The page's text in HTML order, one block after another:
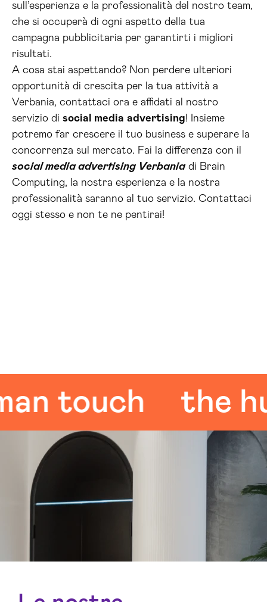
sull’esperienza e la professionalità del nostro team,
che si occuperà di ogni aspetto della tua
campagna pubblicitaria per garantirti i migliori
risultati.
A cosa stai aspettando? Non perdere ulteriori
opportunità di crescita per la tua attività a
Verbania, contattaci ora e affidati al nostro
servizio di social media advertising! Insieme
potremo far crescere il tuo business e superare la
concorrenza sul mercato. Fai la differenza con il
social media advertising Verbaniadi Brain
Computing, la nostra esperienza e la nostra
professionalità saranno al tuo servizio. Contattaci
oggi stesso e non te ne pentirai!
the